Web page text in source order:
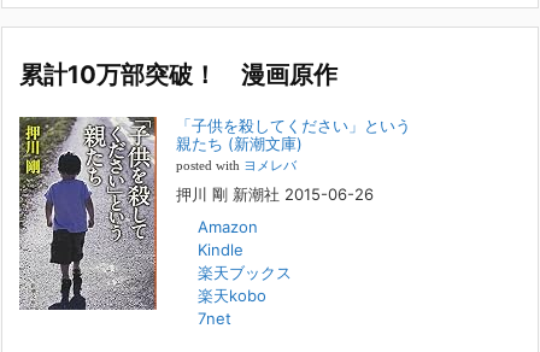
名誉です。h[...]
若年層の子供の問題
『「子供を殺してください」という親たち』では、先月まで、10代の対
象者をテーマにした回、「ケース19 奴隷化する親たち」をお送りして
いました。こちらは、最終話をコミックバンチWebで読むことができま
す[...]
FBS福岡放送『目撃者f』出演情報
2022年2月27日
本日（日曜）深夜1時25分～FBS福岡放送『目撃者f』で、（株）トキワ
カ
ブ
累計10万部突破！ 漫画原作
「子供を殺してください」という
親たち (新潮文庫)
posted with ヨメレバ
押川 剛 新潮社 2015-06-26
Amazon
Kindle
楽天ブックス
楽天kobo
7net